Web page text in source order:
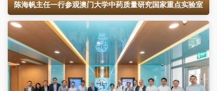
陈海帆主任一行参观澳门大学中药质量研究国家重点实验室